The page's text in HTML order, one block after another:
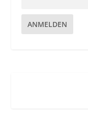
ANMELDEN